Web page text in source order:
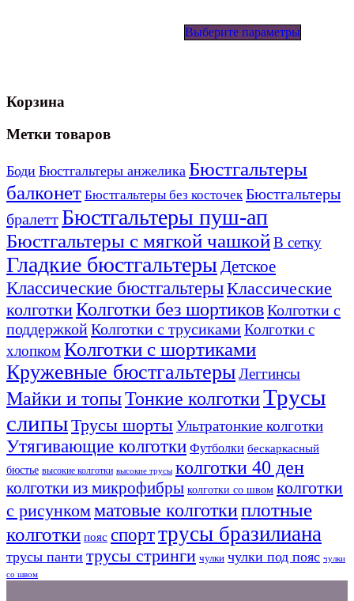
Выберите параметры
Корзина
Метки товаров
Боди Бюстгальтеры анжелика Бюстгальтеры
балконет Бюстгальтеры без косточек Бюстгальтеры
бралеттБюстгальтеры пуш-ап
Бюстгальтеры с мягкой чашкойВ сетку
Гладкие бюстгальтерыДетское
Классические бюстгальтерыКлассические
колготкиКолготки без шортиковКолготки с
поддержкойКолготки с трусикамиКолготки с
хлопкомКолготки с шортиками
Кружевные бюстгальтерыЛеггинсы
Майки и топыТонкие колготкиТрусы
слипыТрусы шортыУльтратонкие колготки
Утягивающие колготки Футболки бескаркасный
бюстье высокие колготки высокие трусы колготки 40 ден
колготки из микрофибры колготки со швом колготки
с рисункомматовые колготкиплотные
колготки пояс спорттрусы бразилиана
трусы панти трусы стринги чулки чулки под пояс чулки
со швом